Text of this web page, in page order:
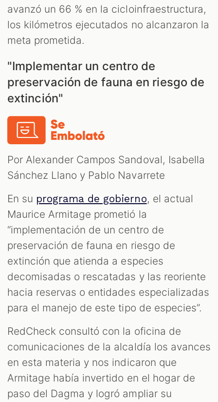
avanzó un 66 % en la cicloinfraestructura,
los kilómetros ejecutados no alcanzaron la
meta prometida.
"Implementar un centro de
preservación de fauna en riesgo de
extinción"
Por Alexander Campos Sandoval, Isabella
Sánchez Llano y Pablo Navarrete
En su programa de gobierno, el actual
Maurice Armitage prometió la
“implementación de un centro de
preservación de fauna en riesgo de
extinción que atienda a especies
decomisadas o rescatadas y las reoriente
hacia reservas o entidades especializadas
para el manejo de este tipo de especies”.
RedCheck consultó con la oficina de
comunicaciones de la alcaldía los avances
en esta materia y nos indicaron que
Armitage había invertido en el hogar de
paso del Dagma y logró ampliar su